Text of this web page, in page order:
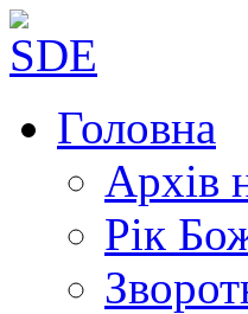
Головна
Архів
Рік